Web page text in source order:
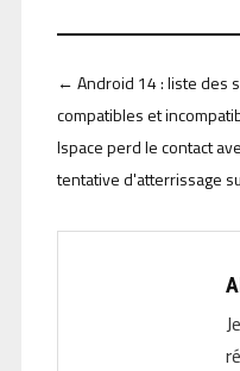
← Android 14 : liste des
compatibles et
Ispace perd le contact
tentative d'atterrissage